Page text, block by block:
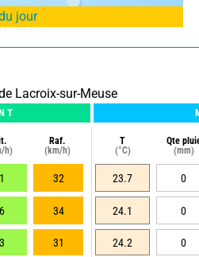
jour
Lacroix-sur-Meuse
h)
Raf.
(km/h)
T
(°C)
Qte
(mm)
32 23.7 0
34 24.1 0
31 24.2 0